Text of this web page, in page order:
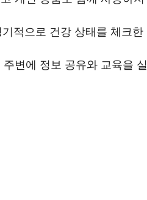
적으로 건강 상태를 체크한
변에 정보 공유와 교육을 실